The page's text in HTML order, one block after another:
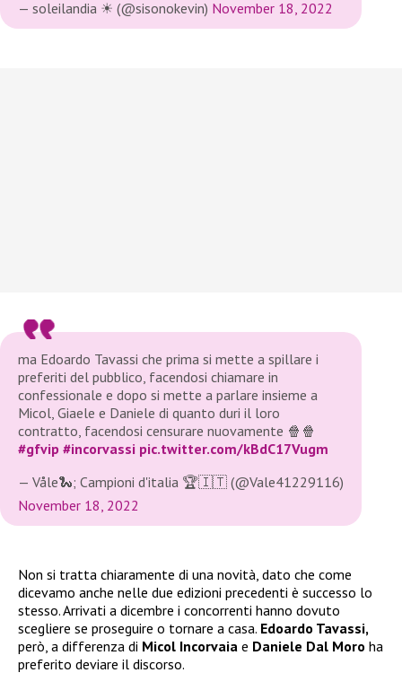
— soleilandia ☀ (@sisonokevin) November 18, 2022
ma Edoardo Tavassi che prima si mette a spillare i
preferiti del pubblico, facendosi chiamare in
confessionale e dopo si mette a parlare insieme a
Micol, Giaele e Daniele di quanto duri il loro
contratto, facendosi censurare nuovamente 🍿🍿
#gfvip #incorvassi pic.twitter.com/kBdC17Vugm
— Våle🐍; Campioni d'italia 🏆🇮🇹 (@Vale41229116)
November 18, 2022
Non si tratta chiaramente di una novità, dato che come
dicevamo anche nelle due edizioni precedenti è successo lo
stesso. Arrivati a dicembre i concorrenti hanno dovuto
scegliere se proseguire o tornare a casa. Edoardo Tavassi,
però, a differenza di Micol Incorvaia e Daniele Dal Moro ha
preferito deviare il discorso.